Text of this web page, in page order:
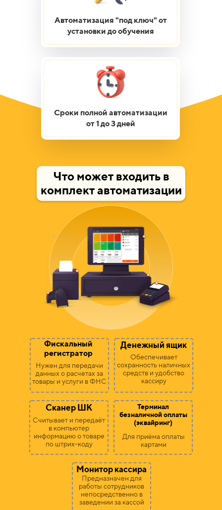
Автоматизация "под ключ" от
установки до обучения
Сроки полной автоматизации
от 1 до 3 дней
Что может входить в
комплект автоматизации
Сканер ШК
Фискальный
регистратор
Терминал
безналичной оплаты
(эквайринг)
Денежный ящик
Монитор кассира
Для приёма оплаты
картами
Обеспечивает
сохранность наличных
средств и удобство
кассиру
Предназначен для
работы сотрудников
непосредственно в
заведении за кассой
Считывает и передаёт
в компьютер
информацию о товаре
по штрих-коду
Нужен для передачи
данных о расчетах за
товары и услуги в ФНС